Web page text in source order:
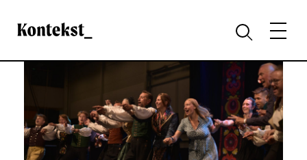
Kontekst
SØKMENY